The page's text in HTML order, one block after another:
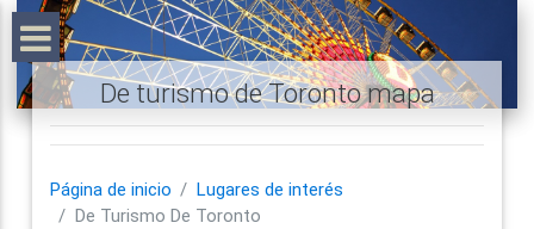
De turismo de Toronto mapa
Página de inicio
Lugares de interés
De Turismo De Toronto